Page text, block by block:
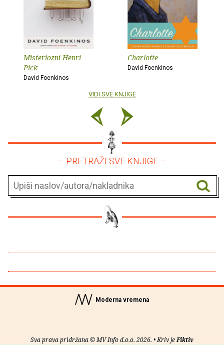
Misteriozni Henri
Pick
David Foenkinos
Charlotte
David Foenkinos
VIDI SVE KNJIGE
– PRETRAŽI SVE KNJIGE –
Moderna vremena
Sva prava pridržana © MV Info d.o.o. 2026. • Kriv jeFiktiv